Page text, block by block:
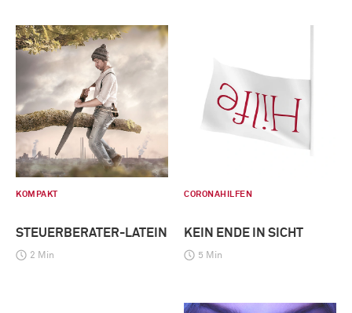
KOMPAKT
STEUERBERATER-LATEIN
2 Min
CORONAHILFEN
KEIN ENDE IN SICHT
5 Min